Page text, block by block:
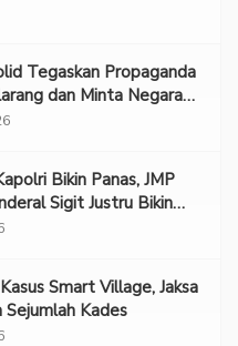
Tegaskan Propaganda
dan Minta Negara
Bikin Panas, JMP
Sigit Justru Bikin
Smart Village, Jaksa
Sejumlah Kades